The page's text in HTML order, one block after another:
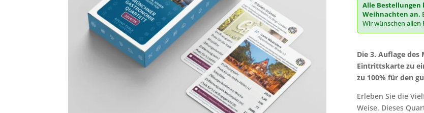
Alle Bestellungen
Weihnachten an.
Wir wünschen allen
Die 3. Auflage
Eintrittskarte zu
zu 100% für den
Erleben Sie die
Weise. Dieses